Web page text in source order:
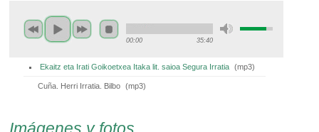
00:00 35:40
Ekaitz eta Irati Goikoetxea Itaka lit. saioa Segura Irratia (mp3)
Cuña. Herri Irratia. Bilbo (mp3)